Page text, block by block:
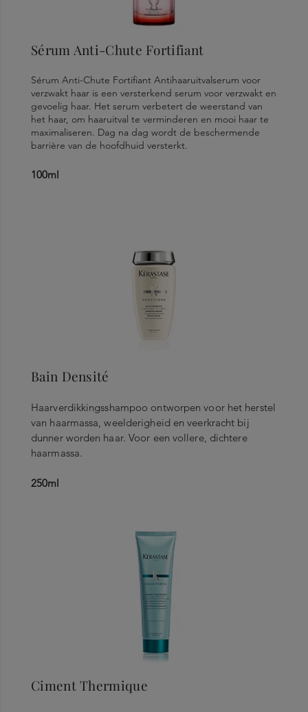
Sérum Anti-Chute Fortifiant
Sérum Anti-Chute Fortifiant Antihaaruitvalserum voor
verzwakt haar is een versterkend serum voor verzwakt en
gevoelig haar. Het serum verbetert de weerstand van
het haar, om haaruitval te verminderen en mooi haar te
maximaliseren. Dag na dag wordt de beschermende
barrière van de hoofdhuid versterkt.
100ml
Bain Densité
Haarverdikkingsshampoo ontworpen voor het herstel
van haarmassa, weelderigheid en veerkracht bij
dunner worden haar. Voor een vollere, dichtere
haarmassa.
250ml
Ciment Thermique